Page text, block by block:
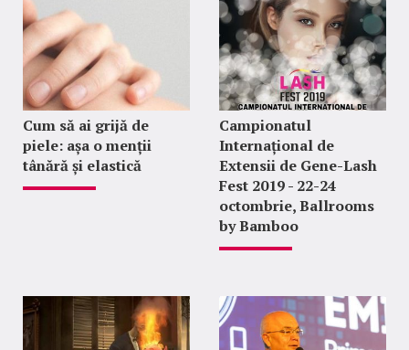
Cum să ai grijă de
piele: așa o menții
tânără și elastică
Campionatul
Internațional de
Extensii de Gene-Lash
Fest 2019 - 22-24
octombrie, Ballrooms
by Bamboo